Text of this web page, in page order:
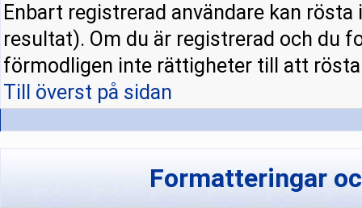
Enbart registrerad användare kan
resultat). Om du är registrerad och du
förmodligen inte rättigheter till att
Till överst på sidan
Formatteringar